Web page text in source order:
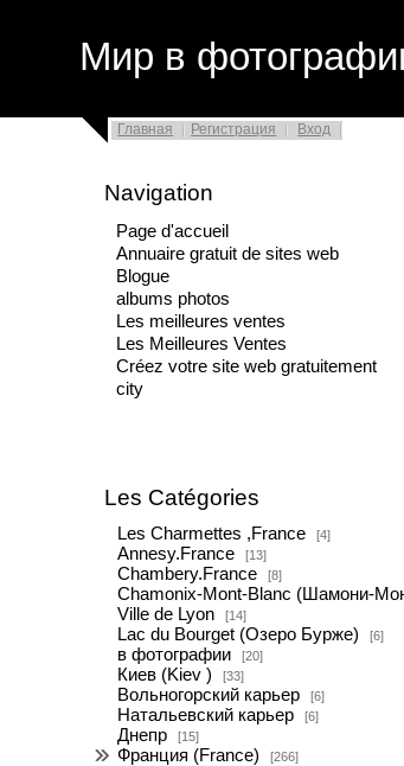
Мир в
Главная Регистрация Вход
Navigation
Page d'accueil
Annuaire gratuit de sites web
Blogue
albums photos
Les meilleures ventes
Les Meilleures Ventes
Créez votre site web gratuitement
city
Les Catégories
Les Charmettes ,France [4]
Annesy.France [13]
Chambery.France [8]
Chamonix-Mont-Blanc (Шамони-
Ville de Lyon [14]
Lac du Bourget (Озеро Бурже) [6]
в фотографии [20]
Киев (Kiev ) [33]
Вольногорский карьер [6]
Натальевский карьер [6]
Днепр [15]
Франция (France) [266]